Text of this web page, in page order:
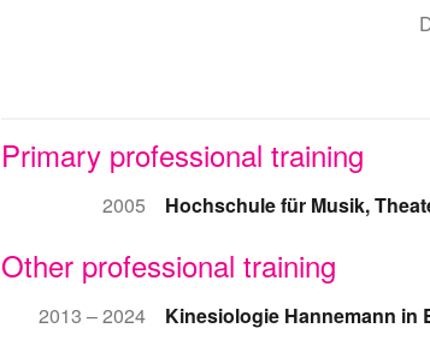
Primary professional training
2005 Hochschule für Musik,
Other professional training
2013 – 2024
Kinesiologie Hannemann in